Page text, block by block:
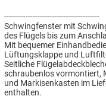
----------------------------------------
Schwingfenster mit
des Flügels bis zum
Mit bequemer
Lüftungsklappe und
Seitliche
schraubenlos vormontiert,
und Markisenkasten im
enthalten.